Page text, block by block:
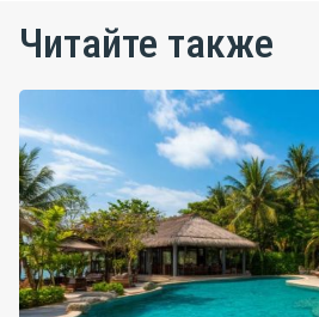
Читайте также